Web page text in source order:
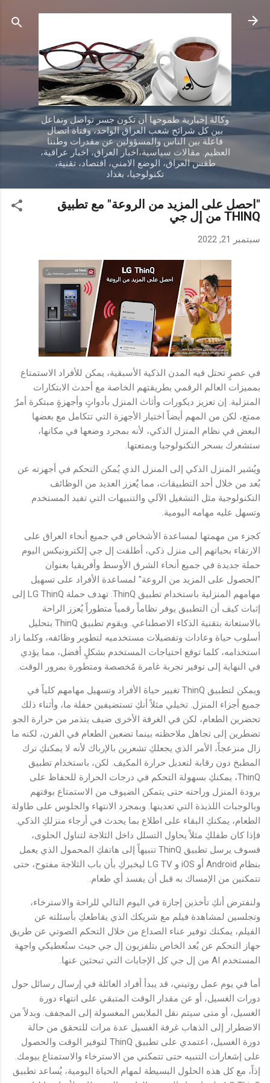
التخطي إلى المحتوى الرئيسي
وكالة إخبارية طموحها أن تكون جسر تواصل وتفاعل
بين كل شرائح شعب العراق الواحد، وقناة اتصال
فاعلة بين الناس والمسؤولين عن مقدرات وطننا
العظيم. مقالات سياسية،اخبار العراق، اخبار عراقية،
طقس العراق، الوضع الامني، اقتصاد، تقنية،
تكنولوجيا، بغداد
"احصل على المزيد من الروعة" مع تطبيق
THINQ من إل جي
سبتمبر 21, 2022
في عصرٍ تحتل فيه المدن الذكية الأسبقية، يمكن للأفراد الاستمتاع
بمميزات العالم الرقمي بطريقتهم الخاصة مع أحدث الابتكارات
المنزلية. إن تعزيز ديكورات وأثاث المنزل بأدواتٍ وأجهزةٍ مبتكرة أمرٌ
ممتع، لكن من المهم أيضاً اختيار الأجهزة التي تتكامل مع بعضها
البعض في نظام المنزل الذكي، لأنه بمجرد وضعها في مكانها،
ستشعرك بسحر التكنولوجيا وبمتعتها.
ويُشير المنزل الذكي إلى المنزل الذي يُمكن التحكم في أجهزته عن
بُعد من خلال أحد التطبيقات، مما يٌعزز العديد من الوظائف
التكنولوجية مثل التشغيل الآلي والتنبيهات التي تفيد المستخدم
وتسهل عليه مهامه اليومية.
كجزء من مهمتها لمساعدة الأشخاص في جميع أنحاء العراق على
الارتقاء بحياتهم إلى منزل ذكي، أطلقت إل جي إلكترونيكس اليوم
حملة جديدة في جميع أنحاء الشرق الأوسط وأفريقيا بعنوان
"الحصول على المزيد من الروعة" لمساعدة الأفراد على تسهيل
مهامهم المنزلية باستخدام تطبيق ThinQ. تهدف حملة LG ThinQ إلى
إثبات كيف أن التطبيق يوفر نظاماً رقمياً متطوراً يُعزز الراحة
بالاستعانة بتقنية الذكاء الاصطناعي. ويقوم تطبيق ThinQ بتحليل
أسلوب حياة وعادات وتفضيلات مستخدميه لتطوير وظائفه، وكلما زاد
استخدامه، كلما توقع احتياجات المستخدم بشكلٍ أفضل، مما يؤدي
في النهاية إلى توفير تجربة غامرة مُخصصة ومتطورة بمرور الوقت.
ويمكن لتطبيق ThinQ تغيير حياة الأفراد وتسهيل مهامهم كلياً في
جميع أجزاء المنزل. تخيلي مثلاً أنكِ تستضيفين حفلة ما، وأثناء ذلك
تحضرين الطعام، لكن في الغرفة الأخرى ضيف يتذمر من حرارة الجو.
تضطرين إلى تجاهل ملاحظته بينما تضعين الطعام في الفرن، لكنه ما
زال منزعجاً، الأمر الذي يجعلكِ تشعرين بالإرباك لأنه لا يمكنكِ ترك
المطبخ دون رقابة لتعديل حرارة المكيف. لكن، باستخدام تطبيق
ThinQ، يمكنكِ بسهولة التحكم في درجات الحرارة للحفاظ على
برودة المنزل وراحته حتى يتمكن الضيوف من الاستمتاع بوقتهم
وبالوجبات اللذيذة التي تعدينها. وبمجرد الانتهاء والجلوس على طاولة
الطعام، يمكنكِ البقاء على اطلاع بما يحدث في أرجاء منزلكِ الذكي.
فإذا كان طفلكِ مثلاً يحاول التسلل داخل الثلاجة لتناول الحلوى،
فسوف يرسل تطبيق ThinQ تنبيهاً إلى هاتفكِ المحمول الذي يعمل
بنظام Android أو iOS و LG TV ليخبركِ بأن باب الثلاجة مفتوح، حتى
تتمكنين من الإمساك به قبل أن يفسد أي طعام.
ولنفترض أنكِ تأخذين إجازة في اليوم التالي للراحة والاسترخاء،
وتجلسين لمشاهدة فيلم مع شريكك الذي يقاطعكِ بأسئلته عن
الفيلم، يمكنك توفير عناء الصداع من خلال التحكم الصوتي عن طريق
جهاز التحكم عن بُعد الخاص بتلفزيون إل جي حيث ستُعطيكي واجهة
المستخدم AI من إل جي كل الإجابات التي تبحثين عنها.
أما في يوم عمل روتيني، قد يبدأ أفراد العائلة في إرسال رسائل حول
دورات الغسيل، أو عن مقدار الوقت المتبقي على انتهاء دورة
الغسيل، أو متى سيتم نقل الملابس المغسولة إلى المجفف. وبدلاً من
الاضطرار إلى الذهاب غرفة الغسيل عدة مرات للتحقق من حالة
دورة الغسيل، اعتمدي على تطبيق ThinQ لتوفير الوقت والحصول
على إشعارات التنبيه حتى تتمكني من الاسترخاء والاستمتاع بيومك.
إذاً، مع كل هذه الحلول البسيطة لمهام الحياة اليومية، يُساعد تطبيق